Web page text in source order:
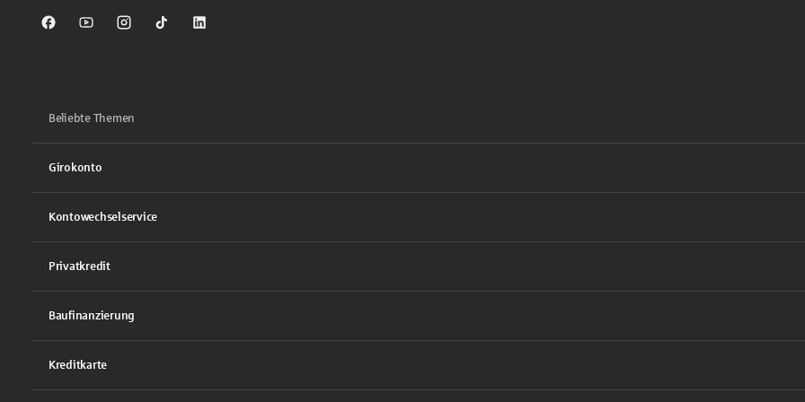
Sparkasse auf Facebook
Sparkasse auf Youtube
Sparkasse auf Instagram
Sparkasse auf TikTok
Sparkasse auf LinkedIn
Beliebte Themen
Girokonto
Kontowechselservice
Privatkredit
Baufinanzierung
Kreditkarte